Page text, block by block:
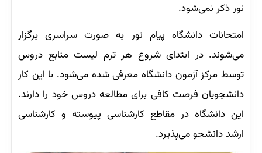
نور ذکر نمی‌شود.
امتحانات دانشگاه پیام نور به صورت سراسری برگزار
می‌شوند. در ابتدای شروع هر ترم لیست منابع دروس
توسط مرکز آزمون دانشگاه معرفی شده می‌شود. با این کار
دانشجویان فرصت کافی برای مطالعه دروس خود را دارند.
این دانشگاه در مقاطع کارشناسی پیوسته و کارشناسی
ارشد دانشجو می‌پذیرد.